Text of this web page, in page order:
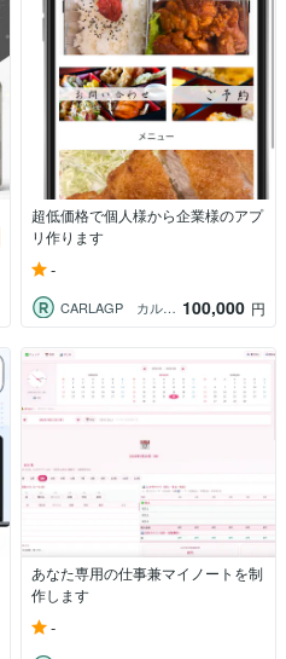
超低価格で個人様から企業様のアプ
リ作ります
-
CARLAGP カルラグループ 100,000 円
あなた専用の仕事兼マイノートを制
作します
-